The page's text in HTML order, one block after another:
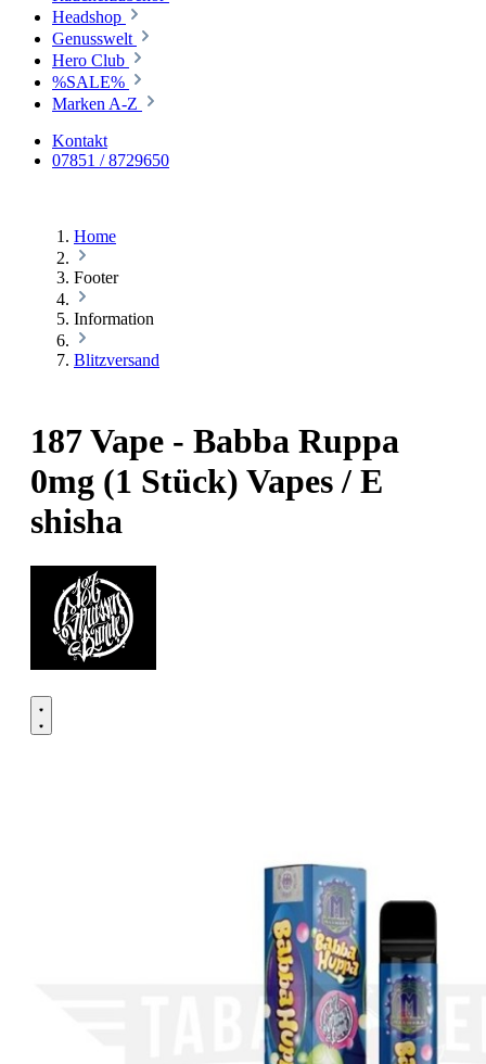
Headshop
Genusswelt
Hero Club
%SALE%
Marken A-Z
Kontakt
07851 / 8729650
Home
Footer
Information
Blitzversand
187 Vape - Babba Ruppa
0mg (1 Stück) Vapes / E
shisha